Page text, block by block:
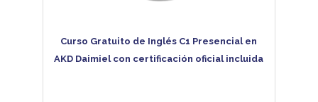
Curso Gratuito de Inglés C1 Presencial en
AKD Daimiel con certificación oficial incluida